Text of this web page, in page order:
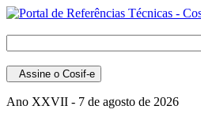
Assine o Cosif-e
Ano XXVII - 7 de agosto de 2026